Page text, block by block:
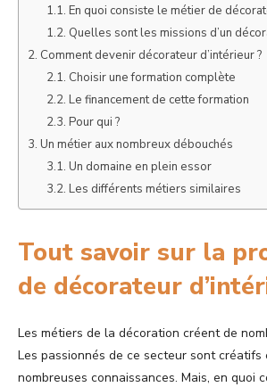
En quoi consiste le métier de
Quelles sont les missions d’un
Comment devenir décorateur d’intérieur ?
Choisir une formation complète
Le financement de cette formation
Pour qui ?
Un métier aux nombreux débouchés
Un domaine en plein essor
Les différents métiers similaires
Tout savoir sur la
de décorateur
Les métiers de la décoration créent de
Les passionnés de ce secteur sont créatifs
nombreuses connaissances. Mais, en quoi